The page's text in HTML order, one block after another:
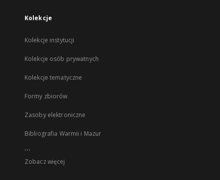
Kolekcje
Kolekcje instytucji
Kolekcje osób prywatnych
Kolekcje tematyczne
Formy zbiorów
Zasoby elektroniczne
Bibliografia Warmii i Mazur
...
Zobacz więcej